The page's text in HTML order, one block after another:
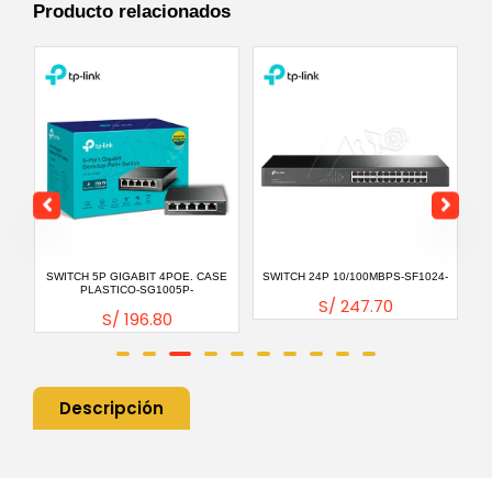
Producto relacionados
SWITCH 5P GIGABIT 4POE. CASE
PLASTICO-SG1005P-
S/196.80
SWITCH 24P 10/100MBPS-SF1024-
S/247.70
Descripción